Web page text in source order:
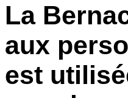
La
aux
est